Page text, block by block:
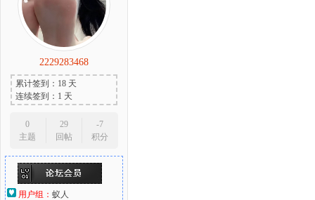
2229283468
累计签到：18 天
连续签到：1 天
0
主题
29
回帖
-7
积分
用户组： 蚁人